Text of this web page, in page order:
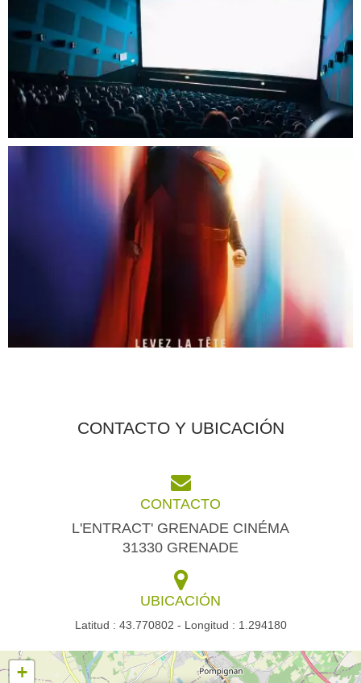
CONTACTO Y UBICACIÓN
CONTACTO
L'ENTRACT' GRENADE CINÉMA
31330 GRENADE
UBICACIÓN
Latitud : 43.770802 - Longitud : 1.294180
+